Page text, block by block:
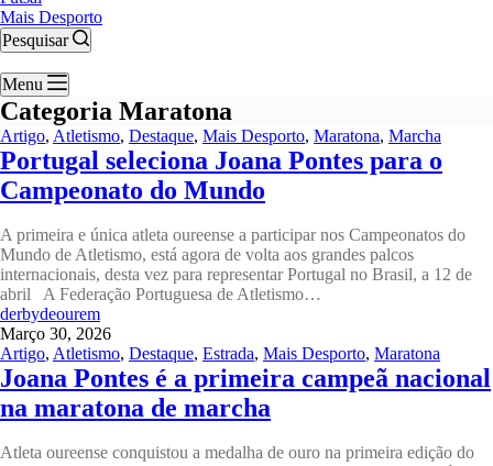
Mais Desporto
Pesquisar
Menu
Categoria Maratona
Artigo, Atletismo, Destaque, Mais Desporto, Maratona, Marcha
Portugal seleciona Joana Pontes para o
Campeonato do Mundo
A primeira e única atleta oureense a participar nos Campeonatos do
Mundo de Atletismo, está agora de volta aos grandes palcos
internacionais, desta vez para representar Portugal no Brasil, a 12 de
abril A Federação Portuguesa de Atletismo…
derbydeourem
Março 30, 2026
Artigo, Atletismo, Destaque, Estrada, Mais Desporto, Maratona
Joana Pontes é a primeira campeã nacional
na maratona de marcha
Atleta oureense conquistou a medalha de ouro na primeira edição do